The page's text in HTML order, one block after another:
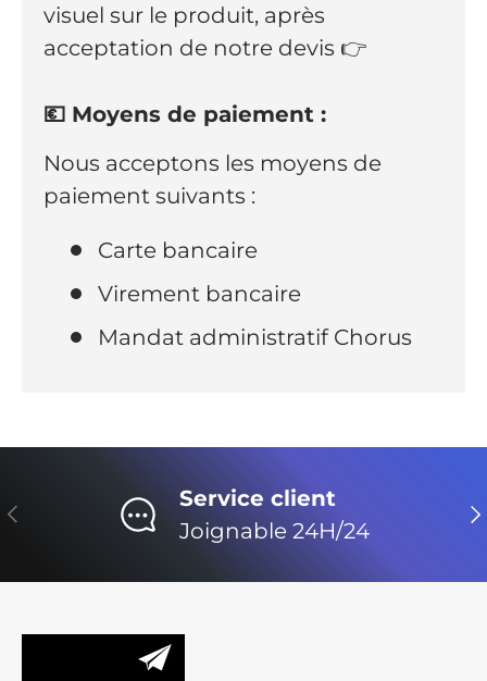
visuel sur le produit, après
acceptation de notre devis 👉
💶 Moyens de paiement :
Nous acceptons les moyens de
paiement suivants :
Carte bancaire
Virement bancaire
Mandat administratif Chorus
Précédent
Service client
Joignable 24H/24